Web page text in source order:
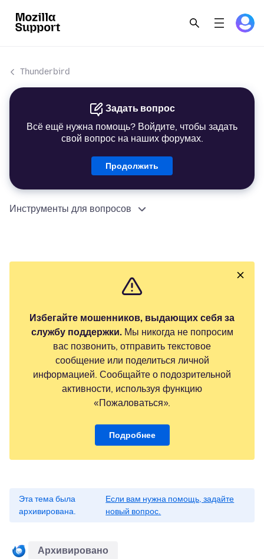
Thunderbird
Задать вопрос
Всё ещё нужна помощь? Войдите, чтобы задать
свой вопрос на наших форумах.
Продолжить
Инструменты для вопросов
Избегайте мошенников, выдающих себя за
службу поддержки.Мы никогда не попросим
вас позвонить, отправить текстовое
сообщение или поделиться личной
информацией. Сообщайте о подозрительной
активности, используя функцию
«Пожаловаться».
Подробнее
Эта тема была
архивирована.
Если вам нужна помощь, задайте
новый вопрос.
Архивировано